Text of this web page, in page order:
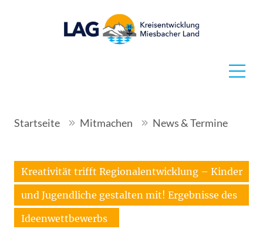
Startseite Mitmachen News & Termine
Kreativität trifft Regionalentwicklung – Kinder
und Jugendliche gestalten mit! Ergebnisse des
Ideenwettbewerbs